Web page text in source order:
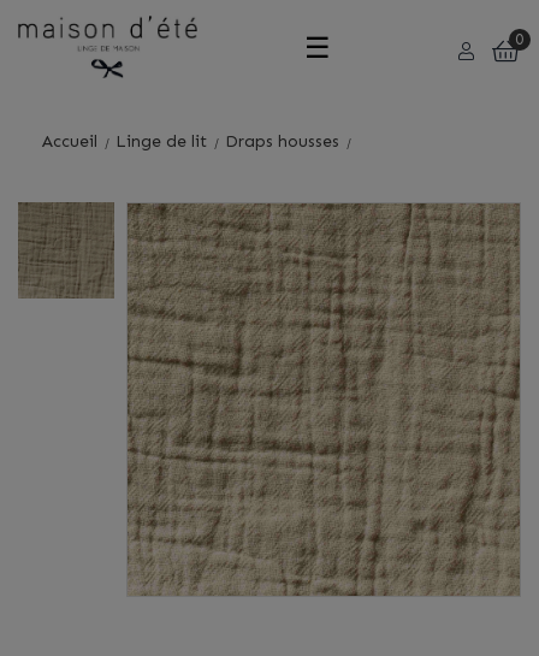
Basculer
la
navigation
☰ 0
Accueil Linge de lit Draps housses